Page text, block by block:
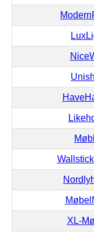
XL-